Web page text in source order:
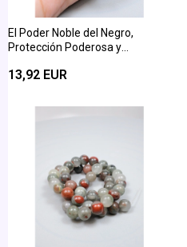
El Poder Noble del Negro,
Protección Poderosa y
Bolas de Ónice Negro Brillante
13,92 EUR